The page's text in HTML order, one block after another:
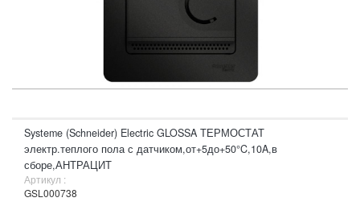
Systeme (Schneider) Electric GLOSSA ТЕРМОСТАТ
электр.теплого пола с датчиком,от+5до+50°C,10A,в
сборе,АНТРАЦИТ
Артикул :
GSL000738